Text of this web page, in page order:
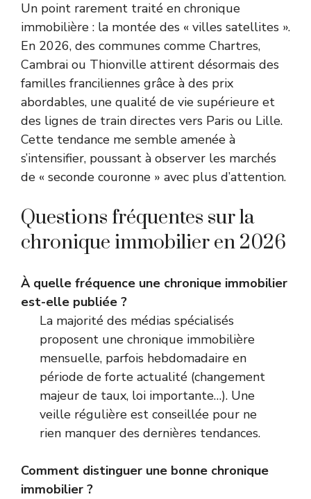
Un point rarement traité en chronique
immobilière : la montée des « villes satellites ».
En 2026, des communes comme Chartres,
Cambrai ou Thionville attirent désormais des
familles franciliennes grâce à des prix
abordables, une qualité de vie supérieure et
des lignes de train directes vers Paris ou Lille.
Cette tendance me semble amenée à
s’intensifier, poussant à observer les marchés
de « seconde couronne » avec plus d’attention.
Questions fréquentes sur la
chronique immobilier en 2026
À quelle fréquence une chronique immobilier
est-elle publiée ?
La majorité des médias spécialisés
proposent une chronique immobilière
mensuelle, parfois hebdomadaire en
période de forte actualité (changement
majeur de taux, loi importante…). Une
veille régulière est conseillée pour ne
rien manquer des dernières tendances.
Comment distinguer une bonne chronique
immobilier ?